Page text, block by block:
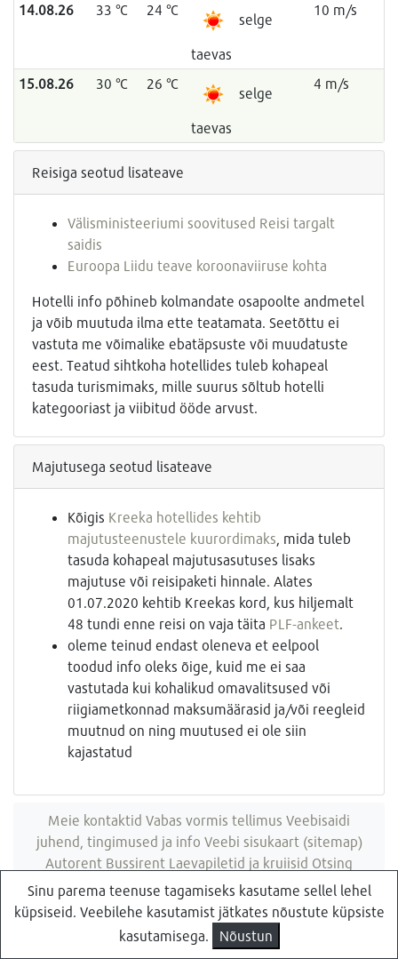
14.08.26 33 °C 24 °C
selge
taevas
10 m/s
15.08.26 30 °C 26 °C
selge
taevas
4 m/s
Reisiga seotud lisateave
Välisministeeriumi soovitused Reisi targalt
saidis
Euroopa Liidu teave koroonaviiruse kohta
Hotelli info põhineb kolmandate osapoolte andmetel
ja võib muutuda ilma ette teatamata. Seetõttu ei
vastuta me võimalike ebatäpsuste või muudatuste
eest. Teatud sihtkoha hotellides tuleb kohapeal
tasuda turismimaks, mille suurus sõltub hotelli
kategooriast ja viibitud ööde arvust.
Majutusega seotud lisateave
Kõigis Kreeka hotellides kehtib
majutusteenustele kuurordimaks, mida tuleb
tasuda kohapeal majutusasutuses lisaks
majutuse või reisipaketi hinnale. Alates
01.07.2020 kehtib Kreekas kord, kus hiljemalt
48 tundi enne reisi on vaja täita PLF-ankeet.
oleme teinud endast oleneva et eelpool
toodud info oleks õige, kuid me ei saa
vastutada kui kohalikud omavalitsused või
riigiametkonnad maksumäärasid ja/või reegleid
muutnud on ning muutused ei ole siin
kajastatud
Küsi pakkumist
Meie kontaktid Vabas vormis tellimus Veebisaidi
juhend, tingimused ja info Veebi sisukaart (sitemap)
Autorent Bussirent Laevapiletid ja kruiisid Otsing
veebisaidist
Reisibüroo Reisiekspert, Roosikrantsi 8B Tallinn, Eesti
- e-post: ebyroo[ät]reisid.ee - telefon:
Sinu parema teenuse tagamiseks kasutame sellel lehel
küpsiseid. Veebilehe kasutamist jätkates nõustute küpsiste
kasutamisega.
Nõustun